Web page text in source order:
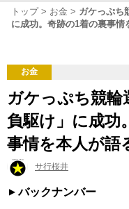
トップ お金
ガケっぷち
に成功。奇跡の1着の裏事情
お金
ガケっぷち競輪
負駆け」に成功
事情を本人が語
サ行桜井
バックナンバー